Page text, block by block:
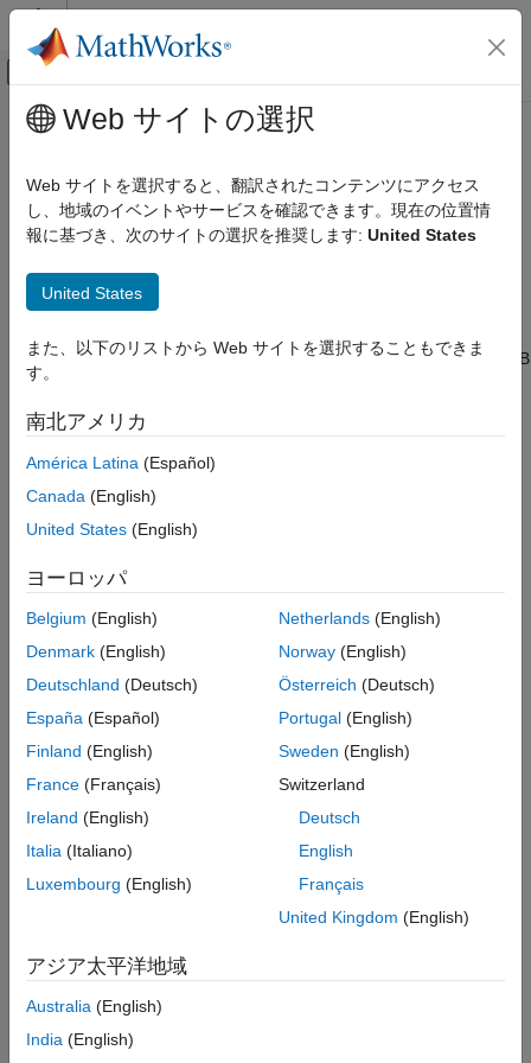
コンテンツへスキップ
オフキャンバス ナビゲーション メ
ドキュメンテーションのホーム
制御システム
C2000 Microcontroller Blockset
C28x-DAC
See Also
メインコンテンツ
C28x-DAC
DACx reference voltage
Select the reference voltage for the DAC channel A, B, or C. In
ADC reference voltage (VREFHIA/VREFHIB) — The
reference voltage VREFHIA for DAC A, DAC B and VREFHIB
External reference voltage through ADCINB0 (VDAC) — A
separate external reference voltage for DAC. Ensure that
DACx synchronization signal
writable shadow register into the active register. In this case, x
SYSCLK — Loads the value from the writable shadow
register DACVALS into the active register DACVALA on the
PWMSYNC1–12 (EPWMxSYNCPER) — Loads the value
from the writable shadow register DACVALS into the active
See Also
Processors
Web サイトの選択
Web サイトを選択すると、翻訳されたコンテンツにアクセス
し、地域のイベントやサービスを確認できます。現在の位置情
報に基づき、次のサイトの選択を推奨します: United States
United States
また、以下のリストから Web サイトを選択することもできま
す。
南北アメリカ
América Latina (Español)
Canada (English)
United States (English)
ヨーロッパ
Belgium (English)
Denmark (English)
Deutschland (Deutsch)
España (Español)
Finland (English)
France (Français)
Ireland (English)
Italia (Italiano)
Luxembourg (English)
Netherlands(English)
Norway(English)
Österreich (Deutsch)
Portugal(English)
Sweden (English)
Switzerland
Deutsch
English
Français
United Kingdom (English)
アジア太平洋地域
Australia (English)
India (English)